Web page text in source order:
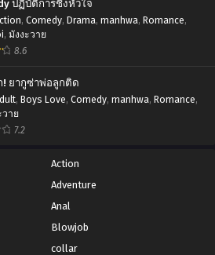
ปฏิบัติการชิงหัวใจ
, Comedy, Drama, manhwa, Romance,
, มังงะวาย
8.6
ยากูซ่าพ่อลูกติด
, Boys Love, Comedy, manhwa, Romance,
วาย
7.2
Action
Adventure
Anal
Blowjob
collar